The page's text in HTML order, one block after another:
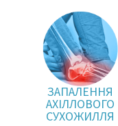
ЗАПАЛЕННЯ
АХІЛЛОВОГО
СУХОЖИЛЛЯ